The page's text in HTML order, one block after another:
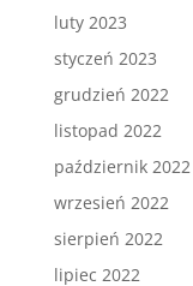
luty 2023
styczeń 2023
grudzień 2022
listopad 2022
październik 2022
wrzesień 2022
sierpień 2022
lipiec 2022